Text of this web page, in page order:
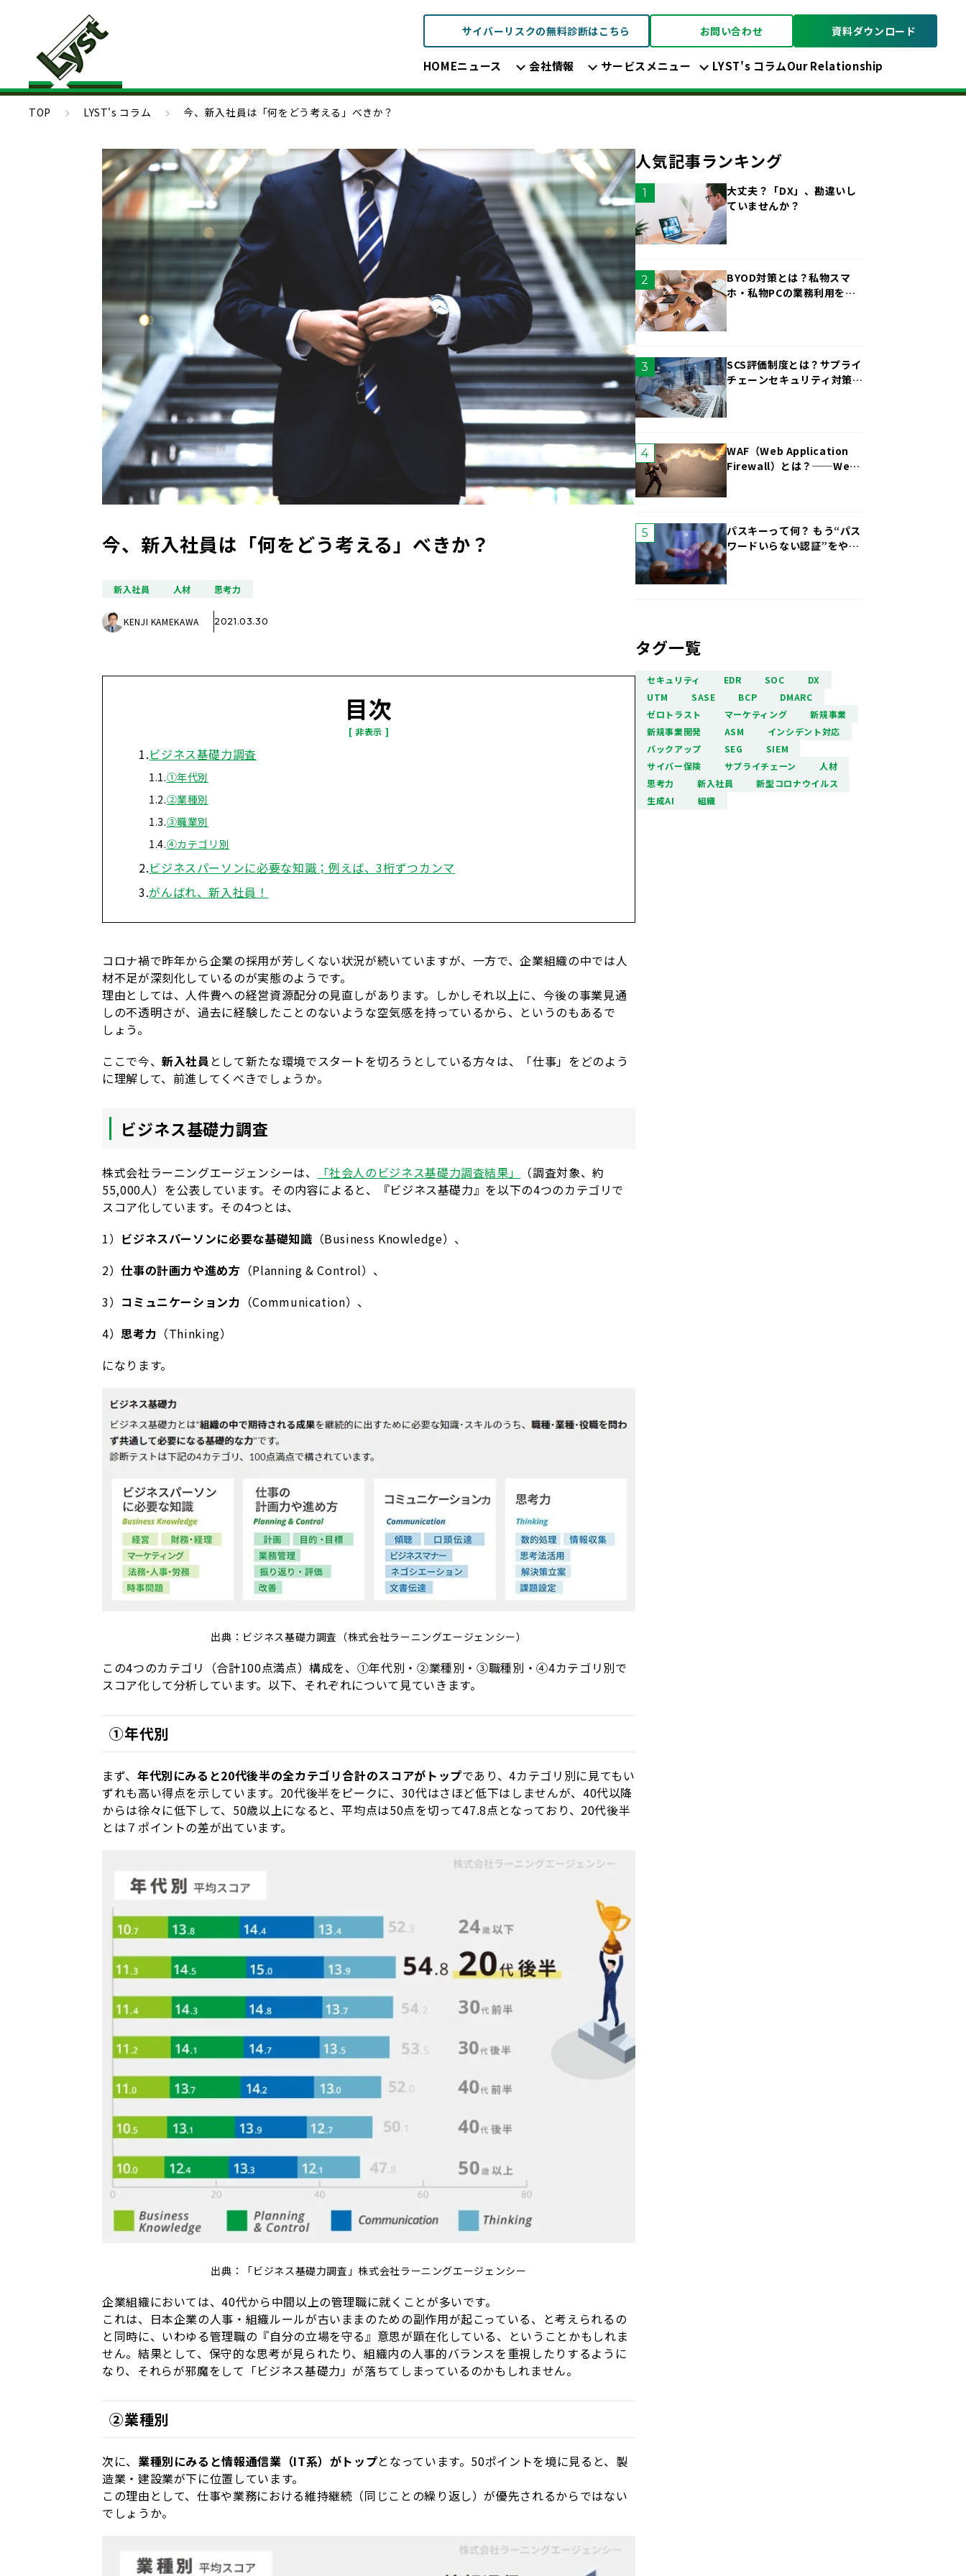
サイバーリスクの無料診断はこちら お問い合わせ 資料ダウンロード
HOMEニュース 会社情報 サービスメニュー LYST's コラムOur Relationship
TOP LYST's コラム 今、新入社員は「何をどう考える」べきか？
今、新入社員は「何をどう考える」べきか？
新入社員 人材 思考力
KENJI KAMEKAWA 2021.03.30
目次
ビジネス基礎力調査
①年代別
②業種別
③職業別
④カテゴリ別
ビジネスパーソンに必要な知識；例えば、3桁ずつカンマ
がんばれ、新入社員！
コロナ禍で昨年から企業の採用が芳しくない状況が続いていますが、一方で、企業組織の中では人
材不足が深刻化しているのが実態のようです。
理由としては、人件費への経営資源配分の見直しがあります。しかしそれ以上に、今後の事業見通
しの不透明さが、過去に経験したことのないような空気感を持っているから、というのもあるで
しょう。
ここで今、新入社員 として新たな環境でスタートを切ろうとしている方々は、「仕事」をどのよう
に理解して、前進してくべきでしょうか。
ビジネス基礎力調査
株式会社ラーニングエージェンシーは、 「社会人のビジネス基礎力調査結果」
（調査対象、約
55,000人）を公表しています。その内容によると、『ビジネス基礎力』を以下の4つのカテゴリで
スコア化しています。その4つとは、
1） ビジネスパーソンに必要な基礎知識 （Business Knowledge）、
2）仕事の計画力や進め方 （Planning & Control）、
3） コミュニケーション力 （Communication）、
4） 思考力 （Thinking）
になります。
出典：ビジネス基礎力調査（株式会社ラーニングエージェンシー）
この4つのカテゴリ（合計100点満点）構成を、①年代別・②業種別・③職種別・④4カテゴリ別で
スコア化して分析しています。以下、それぞれについて見ていきます。
①年代別
まず、 年代別にみると20代後半の全カテゴリ合計のスコアがトップであり、4カテゴリ別に見てもい
ずれも高い得点を示しています。20代後半をピークに、30代はさほど低下はしませんが、40代以降
からは徐々に低下して、50歳以上になると、平均点は50点を切って47.8点となっており、20代後半
とは７ポイントの差が出ています。
出典：「ビジネス基礎力調査」株式会社ラーニングエージェンシー
企業組織においては、40代から中間以上の管理職に就くことが多いです。
これは、日本企業の人事・組織ルールが古いままのための副作用が起こっている、と考えられるの
と同時に、いわゆる管理職の『自分の立場を守る』意思が顕在化している、ということかもしれま
せん。結果として、保守的な思考が見られたり、組織内の人事的バランスを重視したりするように
なり、それらが邪魔をして「ビジネス基礎力」が落ちてしまっているのかもしれません。
②業種別
次に、 業種別にみると情報通信業（IT系）がトップとなっています。50ポイントを境に見ると、製
造業・建設業が下に位置しています。
この理由として、仕事や業務における維持継続（同じことの繰り返し）が優先されるからではない
でしょうか。
人気記事ランキング
大丈夫？「DX」、勘違いし
ていませんか？
BYOD対策とは？私物スマ
ホ・私物PCの業務利用をど
SCS評価制度とは？サプライ
チェーンセキュリティ対策を
WAF（Web Application
Firewall）とは？──Web
パスキーって何？ もう“パス
ワードいらない認証”をやさ
タグ一覧
セキュリティ EDR SOC
DX
UTM
SASE BCP
DMARC
ゼロトラスト
マーケティング
新規事業
新規事業開発
ASM
インシデント対応
バックアップ
SEG
SIEM
サイバー保険
サプライチェーン
人材
思考力
新入社員
新型コロナウイルス
生成AI
組織